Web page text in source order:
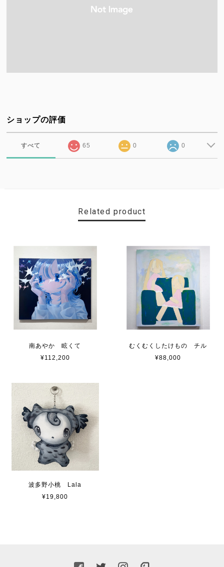
ショップの評価
すべて 65 0 0
Related product
南あやか 眩くて
¥112,200
むくむくしたけもの チル
¥88,000
波多野小桃 Lala
¥19,800